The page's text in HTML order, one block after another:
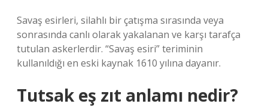
Savaş esirleri, silahlı bir çatışma sırasında veya
sonrasında canlı olarak yakalanan ve karşı tarafça
tutulan askerlerdir. “Savaş esiri” teriminin
kullanıldığı en eski kaynak 1610 yılına dayanır.
Tutsak eş zıt anlamı nedir?